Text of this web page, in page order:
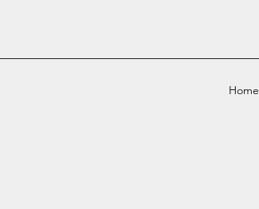
Home